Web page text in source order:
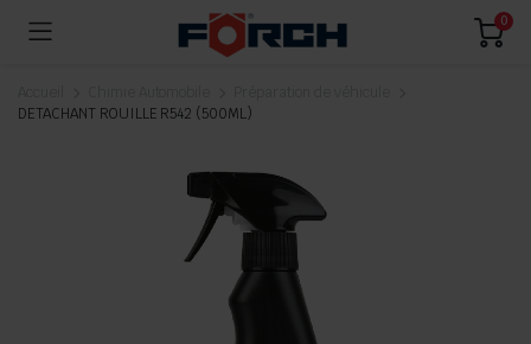
0
DETACHANT ROUILLE R542 (500ML)